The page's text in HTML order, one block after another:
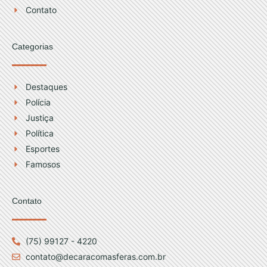
Contato
Categorias
Destaques
Polícia
Justiça
Política
Esportes
Famosos
Contato
(75) 99127 - 4220
contato@decaracomasferas.com.br